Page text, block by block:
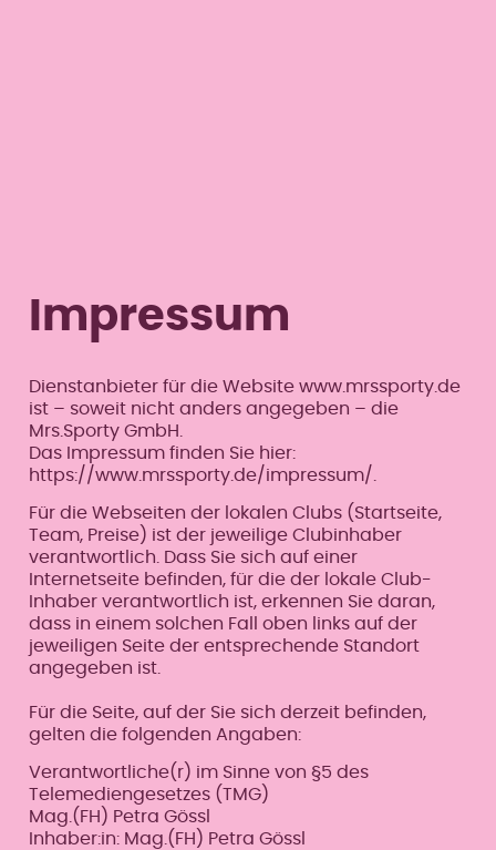
Impressum
Dienstanbieter für die Website www.mrssporty.de
ist – soweit nicht anders angegeben – die
Mrs.Sporty GmbH.
Das Impressum finden Sie hier:
https://www.mrssporty.de/impressum/.
Für die Webseiten der lokalen Clubs (Startseite,
Team, Preise) ist der jeweilige Clubinhaber
verantwortlich. Dass Sie sich auf einer
Internetseite befinden, für die der lokale Club-
Inhaber verantwortlich ist, erkennen Sie daran,
dass in einem solchen Fall oben links auf der
jeweiligen Seite der entsprechende Standort
angegeben ist.
Für die Seite, auf der Sie sich derzeit befinden,
gelten die folgenden Angaben:
Verantwortliche(r) im Sinne von §5 des
Telemediengesetzes (TMG)
Mag.(FH) Petra Gössl
Inhaber:in: Mag.(FH) Petra Gössl